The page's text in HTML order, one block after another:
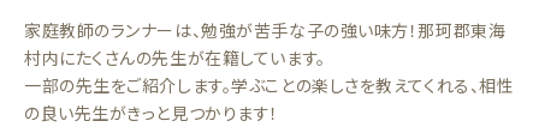
家庭教師のランナーは、勉強が苦手な子の強い味方！那珂郡東海
村内にたくさんの先生が在籍しています。
一部の先生をご紹介します。学ぶことの楽しさを教えてくれる、相性
の良い先生がきっと見つかります！